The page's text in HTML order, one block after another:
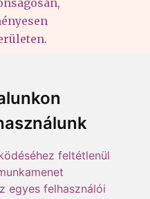
feltétlenül
egyes felhasználói
4. em.